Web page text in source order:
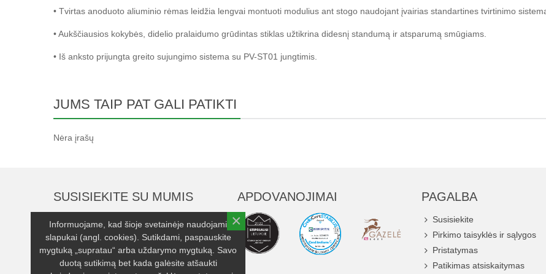
• Tvirtas anoduoto aliuminio rėmas leidžia lengvai montuoti modulius ant stogo naudojant įvairias standartines tvirtinimo
• Aukščiausios kokybės, didelio pralaidumo grūdintas stiklas užtikrina didesnį standumą ir atsparumą smūgiams.
• Iš anksto prijungta greito sujungimo sistema su PV-ST01 jungtimis.
JUMS TAIP PAT GALI PATIKTI
Nėra įrašų
SUSISIEKITE SU MUMIS
Įmonės kodas: 263248370
Adresas: Dubysos g. 25A, Klaipėda LT-
93194, Lietuva
APDOVANOJIMAI PAGALBA
Susisiekite
Pirkimo taisyklės ir sąlygos
Pristatymas
Patikimas atsiskaitymas
Informuojame, kad šioje svetainėje naudojami
slapukai (angl. cookies). Sutikdami, paspauskite
mygtuką „supratau“ arba uždarymo mygtuką. Savo
duotą sutikimą bet kada galėsite atšaukti
×